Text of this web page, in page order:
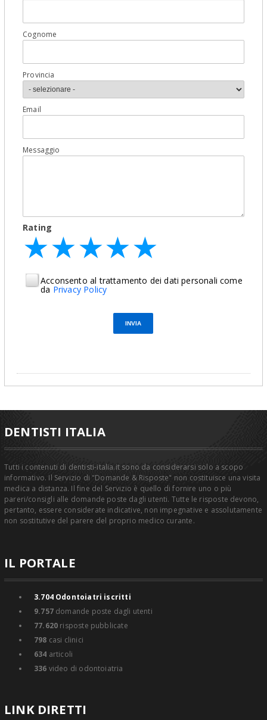
Cognome
Provincia
Email
Messaggio
Rating
★
★★
★★★
★★★★
★★★★★
Acconsento al trattamento dei dati personali come
da Privacy Policy
DENTISTI ITALIA
Tutti i contenuti di dentisti-italia.it sono da considerarsi solo a scopo
informativo. Il Servizio di "Domande & Risposte" non costituisce una visita
medica a distanza. Il fine del Servizio è quello di fornire uno o più
pareri/consigli alle domande poste dagli utenti. Tutte le risposte devono,
pertanto, essere considerate indicative, non impegnative e assolutamente
non sostitutive del parere del proprio medico curante.
IL PORTALE
3.704Odontoiatri iscritti
9.757domande poste dagli utenti
77.620 risposte pubblicate
798 casi clinici
634 articoli
336 video di odontoiatria
LINK DIRETTI